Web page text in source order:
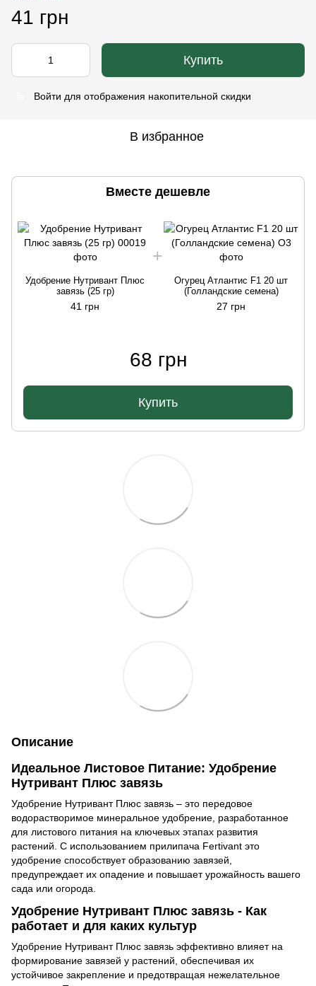
41 грн
Купить
Войти для отображения накопительной скидки
В избранное
Вместе дешевле
Удобрение Нутривант Плюс
завязь (25 гр)
41 грн
Огурец Атлантис F1 20 шт
(Голландские семена)
27 грн
68 грн
Купить
Описание
Идеальное Листовое Питание: Удобрение
Нутривант Плюс завязь
Удобрение Нутривант Плюс завязь – это передовое
водорастворимое минеральное удобрение, разработанное
для листового питания на ключевых этапах развития
растений. С использованием прилипача Fertivant это
удобрение способствует образованию завязей,
предупреждает их опадение и повышает урожайность вашего
сада или огорода.
Удобрение Нутривант Плюс завязь - Как
работает и для каких культур
Удобрение Нутривант Плюс завязь эффективно влияет на
формирование завязей у растений, обеспечивая их
устойчивое закрепление и предотвращая нежелательное